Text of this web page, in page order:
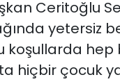
Ceritoğlu
yetersiz
koşullarda
hiçbir çocuk